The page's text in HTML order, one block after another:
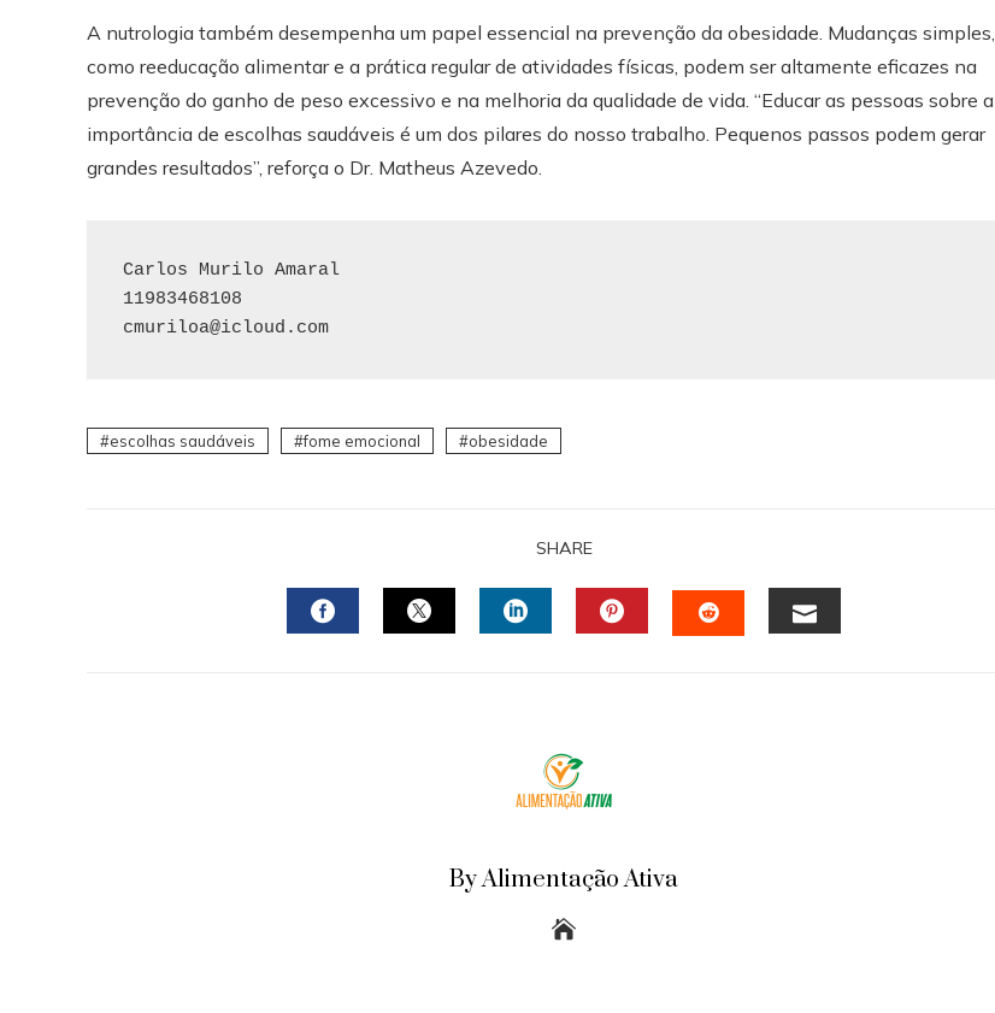
A nutrologia também desempenha um papel essencial na prevenção da obesidade. Mudanças simples,
como reeducação alimentar e a prática regular de atividades físicas, podem ser altamente eficazes na
prevenção do ganho de peso excessivo e na melhoria da qualidade de vida. “Educar as pessoas sobre a
importância de escolhas saudáveis é um dos pilares do nosso trabalho. Pequenos passos podem gerar
grandes resultados”, reforça o Dr. Matheus Azevedo.
Carlos Murilo Amaral
cmuriloa@icloud.com
escolhas saudáveis fome emocional obesidade
SHARE
By Alimentação Ativa